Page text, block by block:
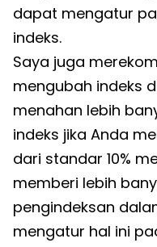
dapat mengatur
indeks.
Saya juga
mengubah indeks
menahan lebih
indeks jika Anda
dari standar 10%
memberi lebih
pengindeksan
mengatur hal ini